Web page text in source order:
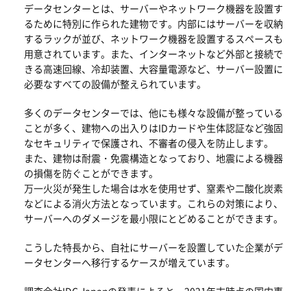
データセンターとは、サーバーやネットワーク機器を設置す
るために特別に作られた建物です。内部にはサーバーを収納
するラックが並び、ネットワーク機器を設置するスペースも
用意されています。また、インターネットなど外部と接続で
きる高速回線、冷却装置、大容量電源など、サーバー設置に
必要なすべての設備が整えられています。
多くのデータセンターでは、他にも様々な設備が整っている
ことが多く、建物への出入りはIDカードや生体認証など強固
なセキュリティで保護され、不審者の侵入を防止します。
また、建物は耐震・免震構造となっており、地震による機器
の損傷を防ぐことができます。
万一火災が発生した場合は水を使用せず、窒素や二酸化炭素
などによる消火方法となっています。これらの対策により、
サーバーへのダメージを最小限にとどめることができます。
こうした特長から、自社にサーバーを設置していた企業がデ
ータセンターへ移行するケースが増えています。